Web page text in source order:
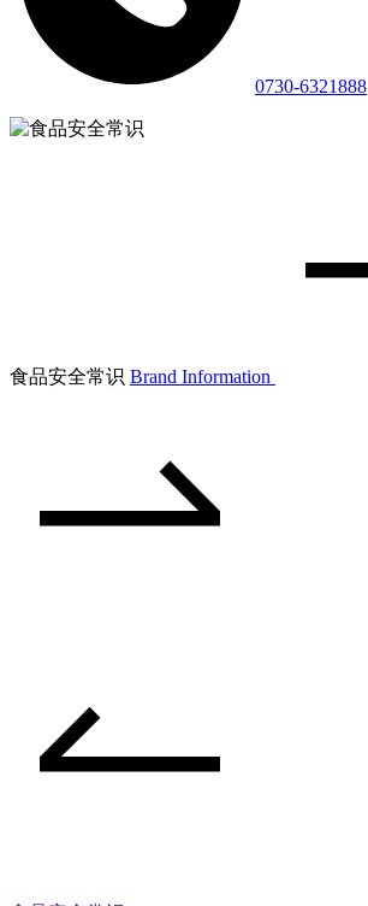
0730-6321888
食品安全常识 Brand Information